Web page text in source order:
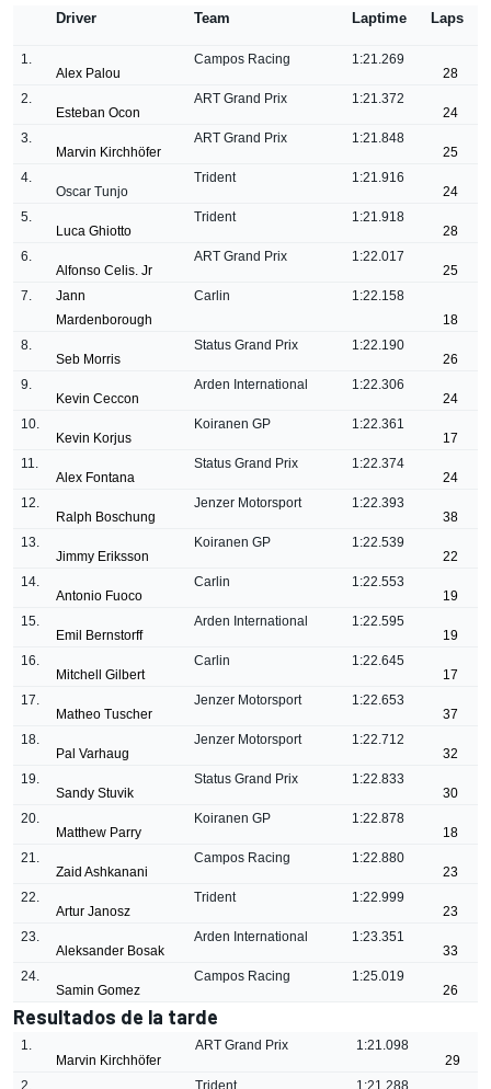
Driver Team Laptime Laps
1.
Alex Palou
Campos Racing
1:21.269
28
2.
Esteban Ocon
ART Grand Prix
1:21.372
24
3.
Marvin Kirchhöfer
ART Grand Prix
1:21.848
25
4.
Oscar Tunjo
Trident
1:21.916
24
5.
Luca Ghiotto
Trident
1:21.918
28
6.
Alfonso Celis. Jr
ART Grand Prix
1:22.017
25
7.
Jann
Mardenborough
Carlin
1:22.158
18
8.
Seb Morris
Status Grand Prix
1:22.190
26
9.
Kevin Ceccon
Arden International
1:22.306
24
10.
Kevin Korjus
Koiranen GP
1:22.361
17
11.
Alex Fontana
Status Grand Prix
1:22.374
24
12.
Ralph Boschung
Jenzer Motorsport
1:22.393
38
13.
Jimmy Eriksson
Koiranen GP
1:22.539
22
14.
Antonio Fuoco
Carlin
1:22.553
19
15.
Emil Bernstorff
Arden International
1:22.595
19
16.
Mitchell Gilbert
Carlin
1:22.645
17
17.
Matheo Tuscher
Jenzer Motorsport
1:22.653
37
18.
Pal Varhaug
Jenzer Motorsport
1:22.712
32
19.
Sandy Stuvik
Status Grand Prix
1:22.833
30
20.
Matthew Parry
Koiranen GP
1:22.878
18
21.
Zaid Ashkanani
Campos Racing
1:22.880
23
22.
Artur Janosz
Trident
1:22.999
23
23.
Aleksander Bosak
Arden International
1:23.351
33
24.
Samin Gomez
Campos Racing
1:25.019
26
Resultados de la tarde
1.
Marvin Kirchhöfer
ART Grand Prix
1:21.098
29